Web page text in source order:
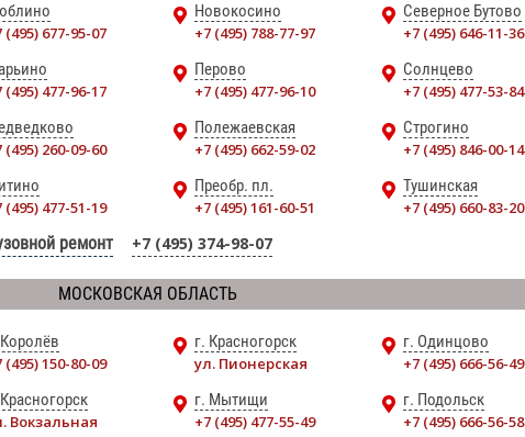
(495) 677-95-07
Новокосино
+7 (495) 788-77-97
Северное Бутово
+7 (495) 646-11-36
(495) 477-96-17
Перово
+7 (495) 477-96-10
Солнцево
+7 (495) 477-53-84
(495) 260-09-60
Полежаевская
+7 (495) 662-59-02
Строгино
+7 (495) 846-00-14
(495) 477-51-19
Преобр. пл.
+7 (495) 161-60-51
Тушинская
+7 (495) 660-83-20
ремонт +7 (495) 374-98-07
МОСКОВСКАЯ ОБЛАСТЬ
(495) 150-80-09
г. Красногорск
ул. Пионерская
г. Одинцово
+7 (495) 666-56-49
Вокзальная
г. Мытищи
+7 (495) 477-55-49
г. Подольск
+7 (495) 666-56-58